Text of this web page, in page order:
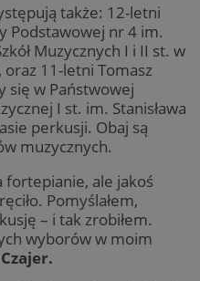
także: 12-letni
Podstawowej nr 4 im.
Muzycznych I i II st. w
oraz 11-letni Tomasz
się w Państwowej
I st. im. Stanisława
perkusji. Obaj są
muzycznych.
fortepianie, ale jakoś
Pomyślałem,
– i tak zrobiłem.
wyborów w moim